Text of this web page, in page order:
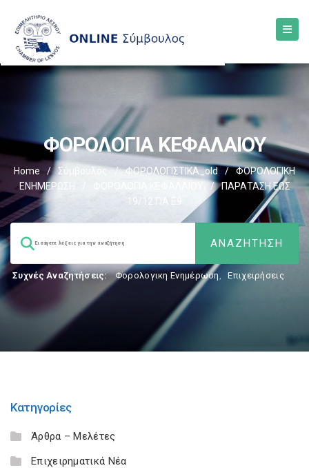
ΦΟΡΟΛΟΓΙΑ ΚΕΦΑΛΑΙΟΥ
Home / Σύμβουλος / ΦΟΡΟΛΟΓΙΣΤΙΚΑ_old /
ΦΟΡΟΛΟΓΙΚΗ
ΕΝΗΜΕΡΩΣΗ
/
ΠΑΡΑΤΑΣΗ ΕΩΣ
19/12 ΓΙΑ Ε9
Συχνές Αναζητήσεις: Φορολογικη Ενημέρωση, Επιχειρήσεις
Κατηγορίες
Άρθρα – Μελέτες
Επιχειρηματικά Νέα